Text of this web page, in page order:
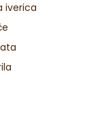
iverica